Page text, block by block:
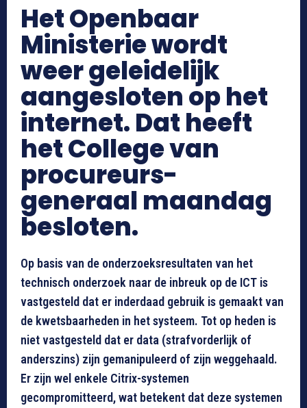
Het Openbaar
Ministerie wordt
weer geleidelijk
aangesloten op het
internet. Dat heeft
het College van
procureurs-
generaal maandag
besloten.
Op basis van de onderzoeksresultaten van het
technisch onderzoek naar de inbreuk op de ICT is
vastgesteld dat er inderdaad gebruik is gemaakt van
de kwetsbaarheden in het systeem. Tot op heden is
niet vastgesteld dat er data (strafvorderlijk of
anderszins) zijn gemanipuleerd of zijn weggehaald.
Er zijn wel enkele Citrix-systemen
gecompromitteerd, wat betekent dat deze systemen